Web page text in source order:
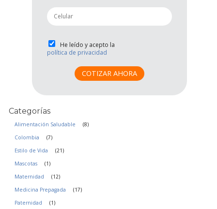
l
*
p
h
n
e
*
P
r
c
d
a
*
He leído y acepto la
política de privacidad
COTIZAR AHORA
Categorías
Alimentación Saludable
(8)
Colombia
(7)
Estilo de Vida
(21)
Mascotas
(1)
Maternidad
(12)
Medicina Prepagada
(17)
Paternidad
(1)